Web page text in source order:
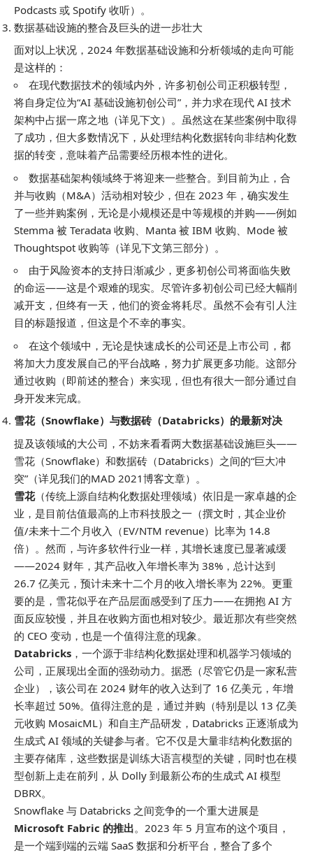
Podcasts 或 Spotify 收听）。
数据基础设施的整合及巨头的进一步壮大
面对以上状况，2024 年数据基础设施和分析领域的走向可能
是这样的：
在现代数据技术的领域内外，许多初创公司正积极转型，
将自身定位为“AI 基础设施初创公司”，并力求在现代 AI 技术
架构中占据一席之地（详见下文）。虽然这在某些案例中取得
了成功，但大多数情况下，从处理结构化数据转向非结构化数
据的转变，意味着产品需要经历根本性的进化。
数据基础架构领域终于将迎来一些整合。到目前为止，合
并与收购（M&A）活动相对较少，但在 2023 年，确实发生
了一些并购案例，无论是小规模还是中等规模的并购——例如
Stemma 被 Teradata 收购、Manta 被 IBM 收购、Mode 被
Thoughtspot 收购等（详见下文第三部分）。
由于风险资本的支持日渐减少，更多初创公司将面临失败
的命运——这是个艰难的现实。尽管许多初创公司已经大幅削
减开支，但终有一天，他们的资金将耗尽。虽然不会有引人注
目的标题报道，但这是个不幸的事实。
在这个领域中，无论是快速成长的公司还是上市公司，都
将加大力度发展自己的平台战略，努力扩展更多功能。这部分
通过收购（即前述的整合）来实现，但也有很大一部分通过自
身开发来完成。
雪花（Snowflake）与数据砖（Databricks）的最新对决
提及该领域的大公司，不妨来看看两大数据基础设施巨头——
雪花（Snowflake）和数据砖（Databricks）之间的“巨大冲
突”（详见我们的MAD 2021博客文章）。
雪花（传统上源自结构化数据处理领域）依旧是一家卓越的企
业，是目前估值最高的上市科技股之一（撰文时，其企业价
值/未来十二个月收入（EV/NTM revenue）比率为 14.8
倍）。然而，与许多软件行业一样，其增长速度已显著减缓
——2024 财年，其产品收入年增长率为 38%，总计达到
26.7 亿美元，预计未来十二个月的收入增长率为 22%。更重
要的是，雪花似乎在产品层面感受到了压力——在拥抱 AI 方
面反应较慢，并且在收购方面也相对较少。最近那次有些突然
的 CEO 变动，也是一个值得注意的现象。
Databricks ，一个源于非结构化数据处理和机器学习领域的
公司，正展现出全面的强劲动力。据悉（尽管它仍是一家私营
企业），该公司在 2024 财年的收入达到了 16 亿美元，年增
长率超过 50%。值得注意的是，通过并购（特别是以 13 亿美
元收购 MosaicML）和自主产品研发，Databricks 正逐渐成为
生成式 AI 领域的关键参与者。它不仅是大量非结构化数据的
主要存储库，这些数据是训练大语言模型的关键，同时也在模
型创新上走在前列，从 Dolly 到最新公布的生成式 AI 模型
DBRX。
Snowflake 与 Databricks 之间竞争的一个重大进展是
Microsoft Fabric 的推出。2023 年 5 月宣布的这个项目，
是一个端到端的云端 SaaS 数据和分析平台，整合了多个